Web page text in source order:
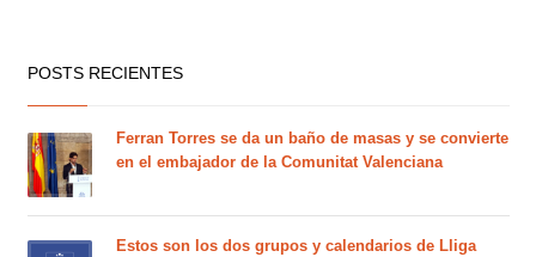
POSTS RECIENTES
Ferran Torres se da un baño de masas y se convierte
en el embajador de la Comunitat Valenciana
Estos son los dos grupos y calendarios de Lliga